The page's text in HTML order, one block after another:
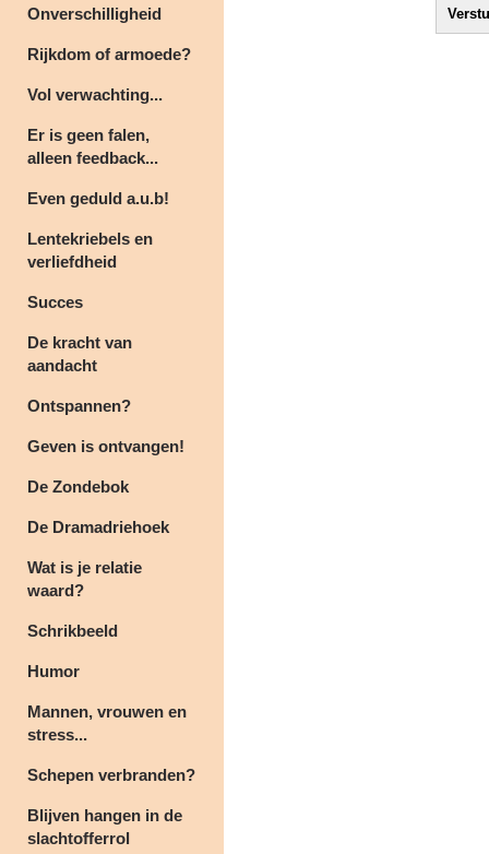
Onverschilligheid
Rijkdom of armoede?
Vol verwachting...
Er is geen falen,
alleen feedback...
Even geduld a.u.b!
Lentekriebels en
verliefdheid
Succes
De kracht van
aandacht
Ontspannen?
Geven is ontvangen!
De Zondebok
De Dramadriehoek
Wat is je relatie
waard?
Schrikbeeld
Humor
Mannen, vrouwen en
stress...
Schepen verbranden?
Blijven hangen in de
slachtofferrol